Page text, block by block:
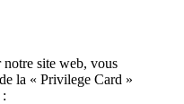
site web, vous
la « Privilege Card »